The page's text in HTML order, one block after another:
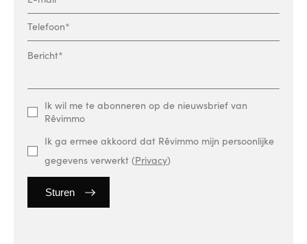
Ik wil me te abonneren op de nieuwsbrief van
Rêvimmo
Ik ga ermee akkoord dat Rêvimmo mijn persoonlijke
gegevens verwerkt (Privacy)
Sturen